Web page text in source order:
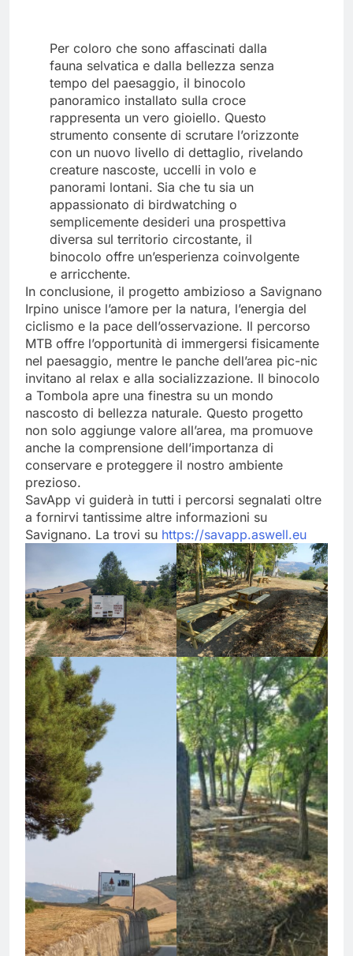
Per coloro che sono affascinati dalla
fauna selvatica e dalla bellezza senza
tempo del paesaggio, il binocolo
panoramico installato sulla croce
rappresenta un vero gioiello. Questo
strumento consente di scrutare l’orizzonte
con un nuovo livello di dettaglio, rivelando
creature nascoste, uccelli in volo e
panorami lontani. Sia che tu sia un
appassionato di birdwatching o
semplicemente desideri una prospettiva
diversa sul territorio circostante, il
binocolo offre un’esperienza coinvolgente
e arricchente.
In conclusione, il progetto ambizioso a Savignano
Irpino unisce l’amore per la natura, l’energia del
ciclismo e la pace dell’osservazione. Il percorso
MTB offre l’opportunità di immergersi fisicamente
nel paesaggio, mentre le panche dell’area pic-nic
invitano al relax e alla socializzazione. Il binocolo
a Tombola apre una finestra su un mondo
nascosto di bellezza naturale. Questo progetto
non solo aggiunge valore all’area, ma promuove
anche la comprensione dell’importanza di
conservare e proteggere il nostro ambiente
prezioso.
SavApp vi guiderà in tutti i percorsi segnalati oltre
a fornirvi tantissime altre informazioni su
Savignano. La trovi su https://savapp.aswell.eu